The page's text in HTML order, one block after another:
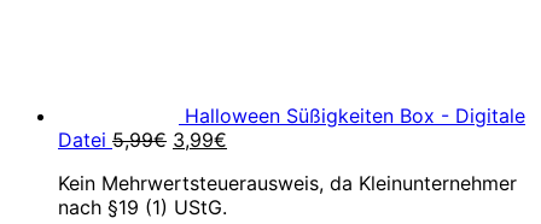
Halloween Süßigkeiten Box - Digitale
Datei 5,99€ Ursprünglicher
war:
5,99€
3,99€
ist:
Kein Mehrwertsteuerausweis, da Kleinunternehmer
nach §19 (1) UStG.